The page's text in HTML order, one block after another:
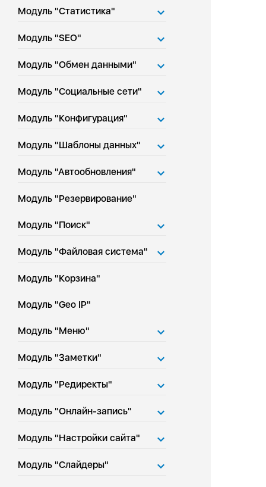
Модуль "Статистика"
Модуль "SEO"
Модуль "Обмен данными"
Модуль "Социальные сети"
Модуль "Конфигурация"
Модуль "Шаблоны данных"
Модуль "Автообновления"
Модуль "Резервирование"
Модуль "Поиск"
Модуль "Файловая система"
Модуль "Корзина"
Модуль "Geo IP"
Модуль "Меню"
Модуль "Заметки"
Модуль "Редиректы"
Модуль "Онлайн-запись"
Модуль "Настройки сайта"
Модуль "Слайдеры"